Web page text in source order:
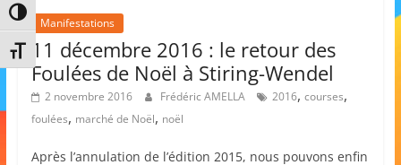
Passer en contraste élevé
Changer la taille de la police
e
t
A
i
Manifestations
11 décembre 2016 : le retour des
Foulées de Noël à Stiring-Wendel
2 novembre 2016 Frédéric AMELLA 2016, courses,
foulées, marché de Noël, noël
Après l’annulation de l’édition 2015, nous pouvons enfin